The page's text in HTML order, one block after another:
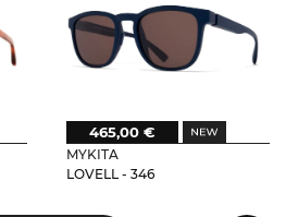
MYKITA
LOVELL - 346
465,00 €